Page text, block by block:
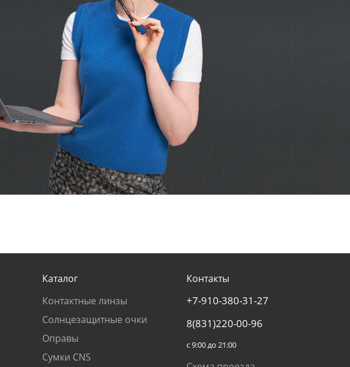
Каталог
Контактные линзы
Солнцезащитные очки
Оправы
Сумки CNS
Контакты
+7-910-380-31-27
8(831)220-00-96
с 9:00 до 21:00